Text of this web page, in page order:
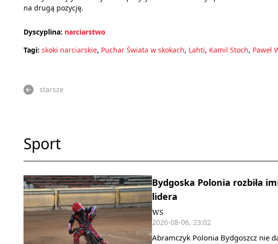
na drugą pozycję.
Dyscyplina: narciarstwo
Tagi: skoki narciarskie, Puchar Świata w skokach, Lahti, Kamil Stoch, Paweł
starsze
Sport
Bydgoska Polonia rozbiła
lidera
WS
2026-08-06, 23:02
Abramczyk Polonia Bydgoszcz nie